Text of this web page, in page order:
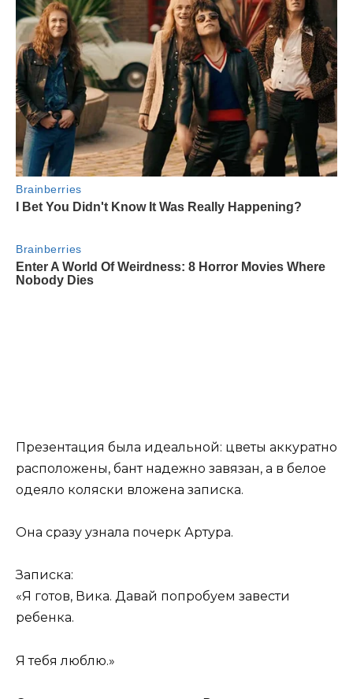
Презентация была идеальной: цветы аккуратно
расположены, бант надежно завязан, а в белое
одеяло коляски вложена записка.
Она сразу узнала почерк Артура.
Записка:
«Я готов, Вика. Давай попробуем завести
ребенка.
Я тебя люблю.»